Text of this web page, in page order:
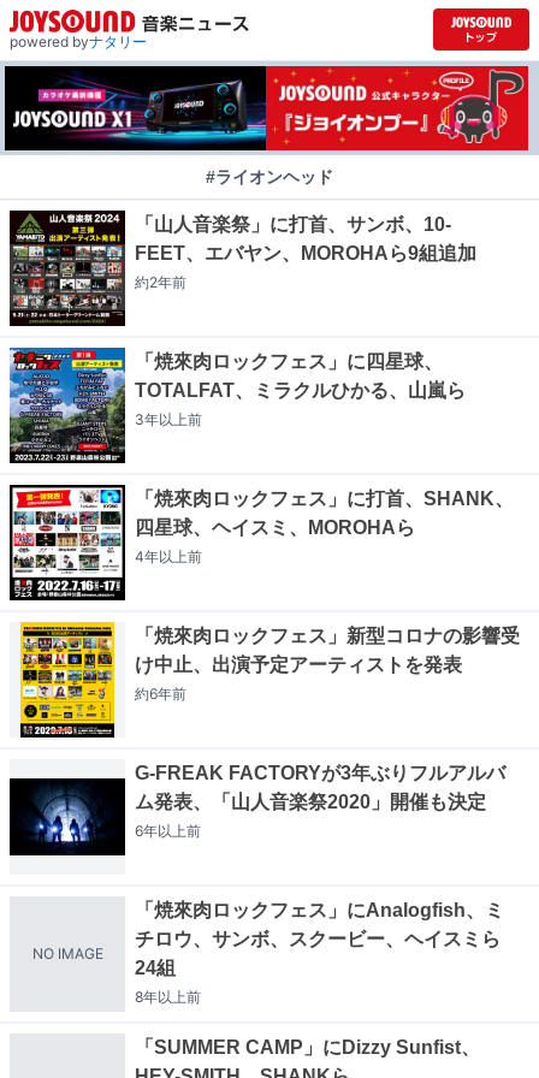
powered byナタリー
#ライオンヘッド
「山人音楽祭」に打首、サンボ、10-
FEET、エバヤン、MOROHAら9組追加
約2年前
「焼來肉ロックフェス」に四星球、
TOTALFAT、ミラクルひかる、山嵐ら
3年以上前
「焼來肉ロックフェス」に打首、SHANK、
四星球、ヘイスミ、MOROHAら
4年以上前
「焼來肉ロックフェス」新型コロナの影響受
け中止、出演予定アーティストを発表
約6年前
G-FREAK FACTORYが3年ぶりフルアルバ
ム発表、「山人音楽祭2020」開催も決定
6年以上前
NO IMAGE
「焼來肉ロックフェス」にAnalogfish、ミ
チロウ、サンボ、スクービー、ヘイスミら
24組
8年以上前
「SUMMER CAMP」にDizzy Sunfist、